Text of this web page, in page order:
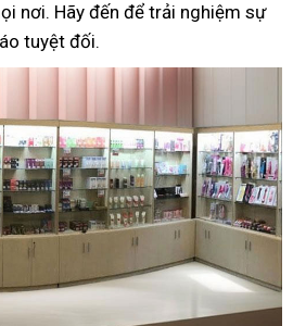
nơi. Hãy đến để trải nghiệm sự
tuyệt đối.